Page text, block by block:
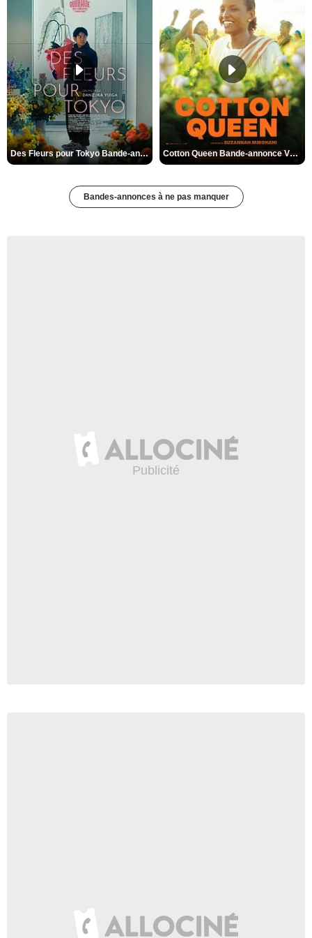
Des Fleurs pour Tokyo Bande-annonce VO STFR Cotton Queen Bande-annonce VO STFR
Bandes-annonces à ne pas manquer